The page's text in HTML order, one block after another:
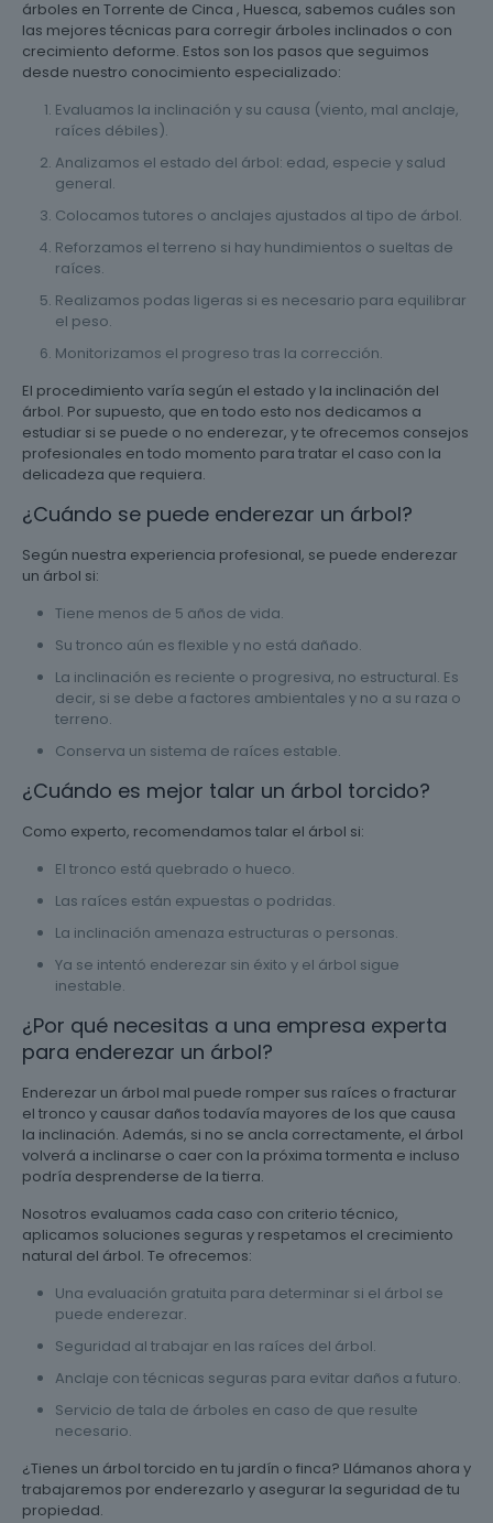
árboles en Torrente de Cinca , Huesca, sabemos cuáles son
las mejores técnicas para corregir árboles inclinados o con
crecimiento deforme. Estos son los pasos que seguimos
desde nuestro conocimiento especializado:
Evaluamos la inclinación y su causa (viento, mal anclaje,
raíces débiles).
Analizamos el estado del árbol: edad, especie y salud
general.
Colocamos tutores o anclajes ajustados al tipo de árbol.
Reforzamos el terreno si hay hundimientos o sueltas de
raíces.
Realizamos podas ligeras si es necesario para equilibrar
el peso.
Monitorizamos el progreso tras la corrección.
El procedimiento varía según el estado y la inclinación del
árbol. Por supuesto, que en todo esto nos dedicamos a
estudiar si se puede o no enderezar, y te ofrecemos consejos
profesionales en todo momento para tratar el caso con la
delicadeza que requiera.
¿Cuándo se puede enderezar un árbol?
Según nuestra experiencia profesional, se puede enderezar
un árbol si:
Tiene menos de 5 años de vida.
Su tronco aún es flexible y no está dañado.
La inclinación es reciente o progresiva, no estructural. Es
decir, si se debe a factores ambientales y no a su raza o
terreno.
Conserva un sistema de raíces estable.
¿Cuándo es mejor talar un árbol torcido?
Como experto, recomendamos talar el árbol si:
El tronco está quebrado o hueco.
Las raíces están expuestas o podridas.
La inclinación amenaza estructuras o personas.
Ya se intentó enderezar sin éxito y el árbol sigue
inestable.
¿Por qué necesitas a una empresa experta
para enderezar un árbol?
Enderezar un árbol mal puede romper sus raíces o fracturar
el tronco y causar daños todavía mayores de los que causa
la inclinación. Además, si no se ancla correctamente, el árbol
volverá a inclinarse o caer con la próxima tormenta e incluso
podría desprenderse de la tierra.
Nosotros evaluamos cada caso con criterio técnico,
aplicamos soluciones seguras y respetamos el crecimiento
natural del árbol. Te ofrecemos:
Una evaluación gratuita para determinar si el árbol se
puede enderezar.
Seguridad al trabajar en las raíces del árbol.
Anclaje con técnicas seguras para evitar daños a futuro.
Servicio de tala de árboles en caso de que resulte
necesario.
¿Tienes un árbol torcido en tu jardín o finca? Llámanos ahora y
trabajaremos por enderezarlo y asegurar la seguridad de tu
propiedad.